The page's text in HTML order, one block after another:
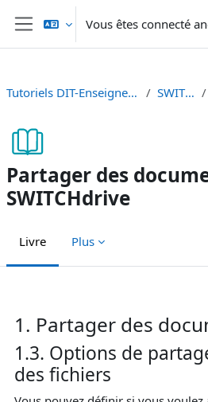
Passer au contenu principal
Panneau latéral
Vous êtes connecté
Tutoriels DIT-Enseignement et Recherche SWITCHdrive
Partager des
SWITCHdrive
Livre Plus
1. Partager des
1.3. Options de
des fichiers